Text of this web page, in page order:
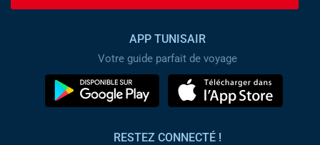
APP TUNISAIR
Votre guide parfait de voyage
RESTEZ CONNECTÉ !